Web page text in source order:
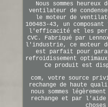
Nous sommes
ventilateur de
le moteur de
100483-43, un
l'efficacité et les
CVC. Fabriqué par
l'industrie, ce moteur
est parfait pour
refroidissement
Ce produit est
com, votre source
rechange de haute
nous sommes
rechange et par l'aide